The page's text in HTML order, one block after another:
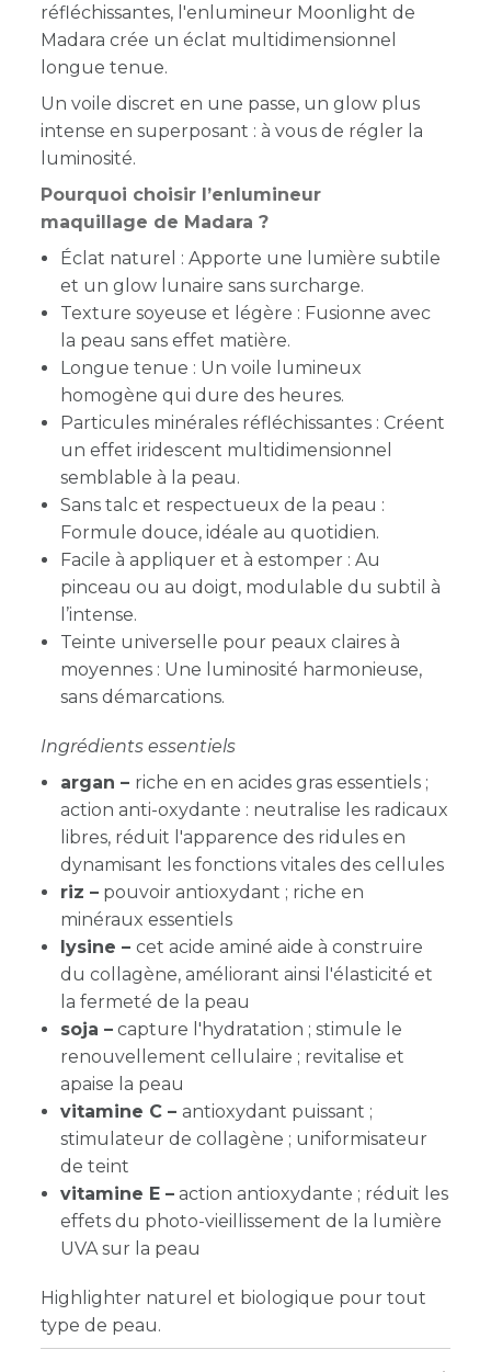
réfléchissantes, l'enlumineur Moonlight de
Madara crée un éclat multidimensionnel
longue tenue.
Un voile discret en une passe, un glow plus
intense en superposant : à vous de régler la
luminosité.
Pourquoi choisir l’enlumineur
maquillage de Madara ?
Éclat naturel : Apporte une lumière subtile
et un glow lunaire sans surcharge.
Texture soyeuse et légère : Fusionne avec
la peau sans effet matière.
Longue tenue : Un voile lumineux
homogène qui dure des heures.
Particules minérales réfléchissantes : Créent
un effet iridescent multidimensionnel
semblable à la peau.
Sans talc et respectueux de la peau :
Formule douce, idéale au quotidien.
Facile à appliquer et à estomper : Au
pinceau ou au doigt, modulable du subtil à
l’intense.
Teinte universelle pour peaux claires à
moyennes : Une luminosité harmonieuse,
sans démarcations.
Ingrédients essentiels
argan – riche en en acides gras essentiels ;
action anti-oxydante : neutralise les radicaux
libres, réduit l'apparence des ridules en
dynamisant les fonctions vitales des cellules
riz – pouvoir antioxydant ; riche en
minéraux essentiels
lysine – cet acide aminé aide à construire
du collagène, améliorant ainsi l'élasticité et
la fermeté de la peau
soja – capture l'hydratation ; stimule le
renouvellement cellulaire ; revitalise et
apaise la peau
vitamine C – antioxydant puissant ;
stimulateur de collagène ; uniformisateur
de teint
vitamine E – action antioxydante ; réduit les
effets du photo-vieillissement de la lumière
UVA sur la peau
Highlighter naturel et biologique pour tout
type de peau.